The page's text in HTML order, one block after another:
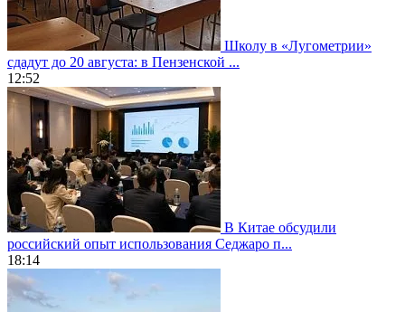
Школу в «Лугометрии»
сдадут до 20 августа: в Пензенской ...
12:52
В Китае обсудили
российский опыт использования Седжаро п...
18:14